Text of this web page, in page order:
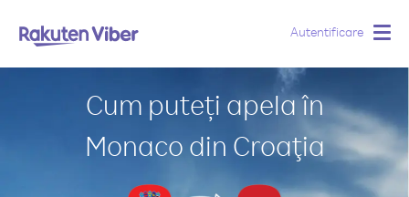
Autentificare
Cum puteți apela în
Monaco din Croaţia